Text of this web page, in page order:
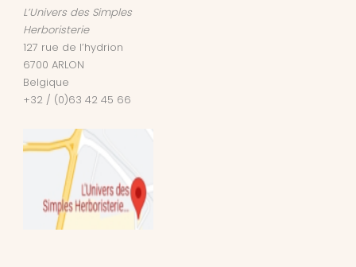
L’Univers des Simples
Herboristerie
127 rue de l’hydrion
6700 ARLON
Belgique
+32 / (0)63 42 45 66